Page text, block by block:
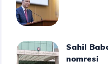
Sahil Babayevin elaqe
nomresi